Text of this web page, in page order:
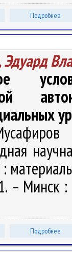
Подробнее
– Минск
Подробнее